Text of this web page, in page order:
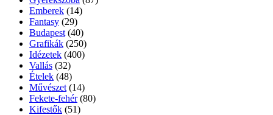
Emberek (14)
Fantasy (29)
Budapest (40)
Grafikák (250)
Idézetek (400)
Vallás (32)
Ételek (48)
Művészet (14)
Fekete-fehér (80)
Kifestők (51)